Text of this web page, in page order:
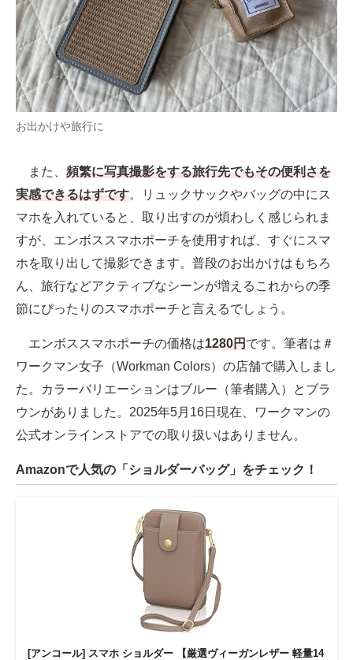
お出かけや旅行に
また、 頻繁に写真撮影をする旅行先でもその便利さを
実感できるはずです。リュックサックやバッグの中にス
マホを入れていると、取り出すのが煩わしく感じられま
すが、エンボススマホポーチを使用すれば、すぐにスマ
ホを取り出して撮影できます。普段のお出かけはもちろ
ん、旅行などアクティブなシーンが増えるこれからの季
節にぴったりのスマホポーチと言えるでしょう。
エンボススマホポーチの価格は1280円です。筆者は＃
ワークマン女子（Workman Colors）の店舗で購入しまし
た。カラーバリエーションはブルー（筆者購入）とブラ
ウンがありました。2025年5月16日現在、ワークマンの
公式オンラインストアでの取り扱いはありません。
Amazonで人気の「ショルダーバッグ」をチェック！
[アンコール] スマホ ショルダー 【厳選ヴィーガンレザー 軽量14